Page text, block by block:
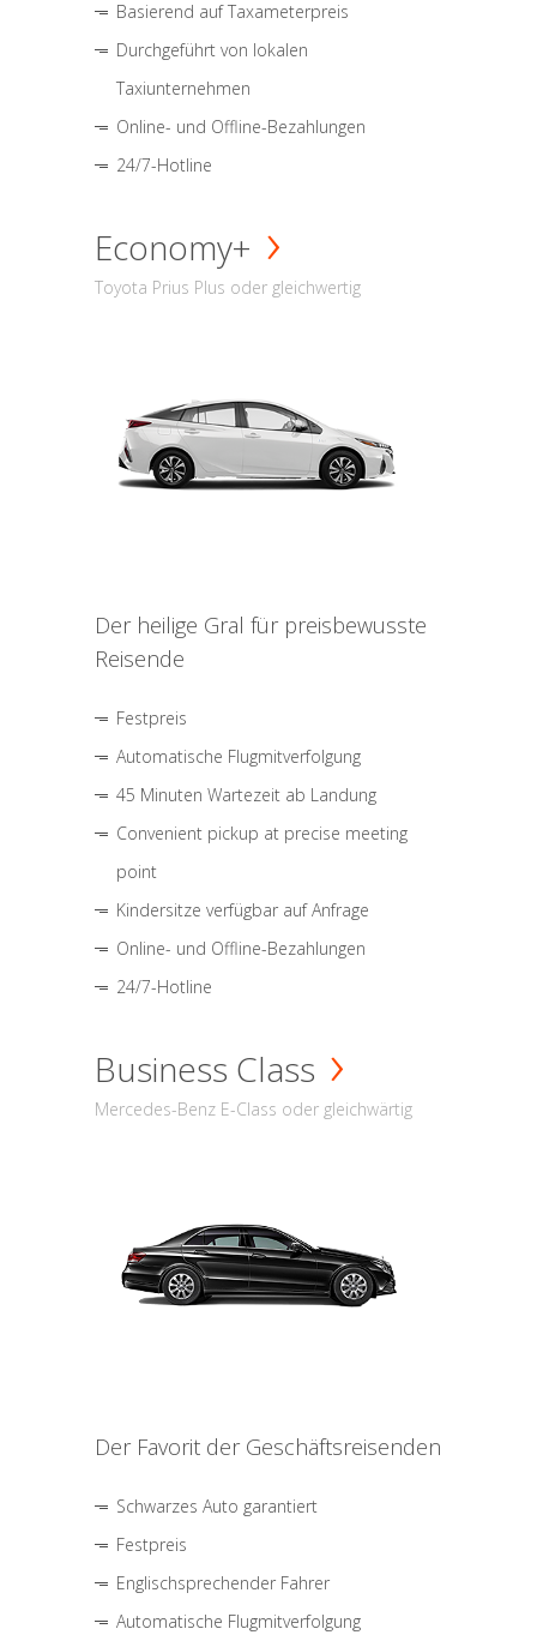
Basierend auf Taxameterpreis
Durchgeführt von lokalen
Taxiunternehmen
Online- und Offline-Bezahlungen
24/7-Hotline
Economy+
Toyota Prius Plus oder gleichwertig
Der heilige Gral für preisbewusste
Reisende
Festpreis
Automatische Flugmitverfolgung
45 Minuten Wartezeit ab Landung
Convenient pickup at precise meeting
point
Kindersitze verfügbar auf Anfrage
Online- und Offline-Bezahlungen
24/7-Hotline
Business Class
Mercedes-Benz E-Class oder gleichwärtig
Der Favorit der Geschäftsreisenden
Schwarzes Auto garantiert
Festpreis
Englischsprechender Fahrer
Automatische Flugmitverfolgung